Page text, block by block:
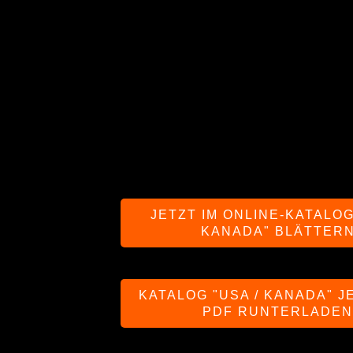
JETZT IM ONLINE-
KANADA" BLÄTTERN
KATALOG "USA / KANADA"
PDF RUNTERLADEN